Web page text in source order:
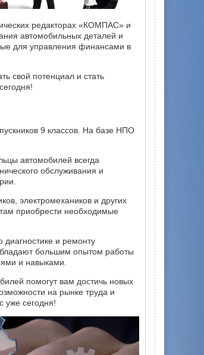
редакторах «КОМПАС» и
автомобильных деталей и
для управления финансами в
свой потенциал и стать
9 классов. На базе НПО
автомобилей всегда
обслуживания и
электромехаников и других
приобрести необходимые
и ремонту
большим опытом работы
и навыками.
помогут вам достичь новых
на рынке труда и
уже сегодня!